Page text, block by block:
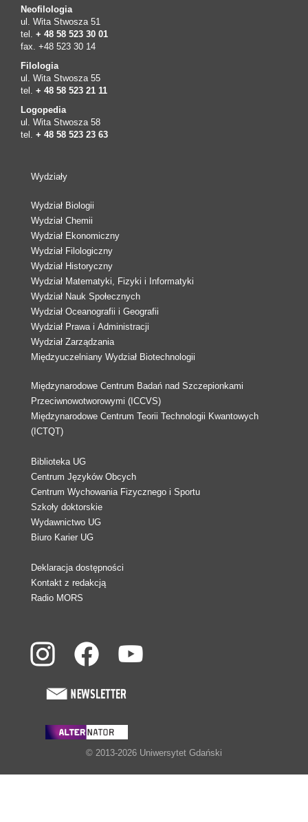
Neofilologia
ul. Wita Stwosza 51
tel. + 48 58 523 30 01
fax. +48 523 30 14
Filologia
ul. Wita Stwosza 55
tel. + 48 58 523 21 11
Logopedia
ul. Wita Stwosza 58
tel. + 48 58 523 23 63
Wydziały
Wydział Biologii
Wydział Chemii
Wydział Ekonomiczny
Wydział Filologiczny
Wydział Historyczny
Wydział Matematyki, Fizyki i Informatyki
Wydział Nauk Społecznych
Wydział Oceanografii i Geografii
Wydział Prawa i Administracji
Wydział Zarządzania
Międzyuczelniany Wydział Biotechnologii
Międzynarodowe Centrum Badań nad Szczepionkami
Przeciwnowotworowymi (ICCVS)
Międzynarodowe Centrum Teorii Technologii Kwantowych
(ICTQT)
Biblioteka UG
Centrum Języków Obcych
Centrum Wychowania Fizycznego i Sportu
Szkoły doktorskie
Wydawnictwo UG
Biuro Karier UG
Deklaracja dostępności
Kontakt z redakcją
Radio MORS
© 2013-2026 Uniwersytet Gdański